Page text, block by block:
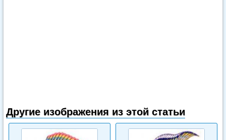
Другие изображения из этой статьи